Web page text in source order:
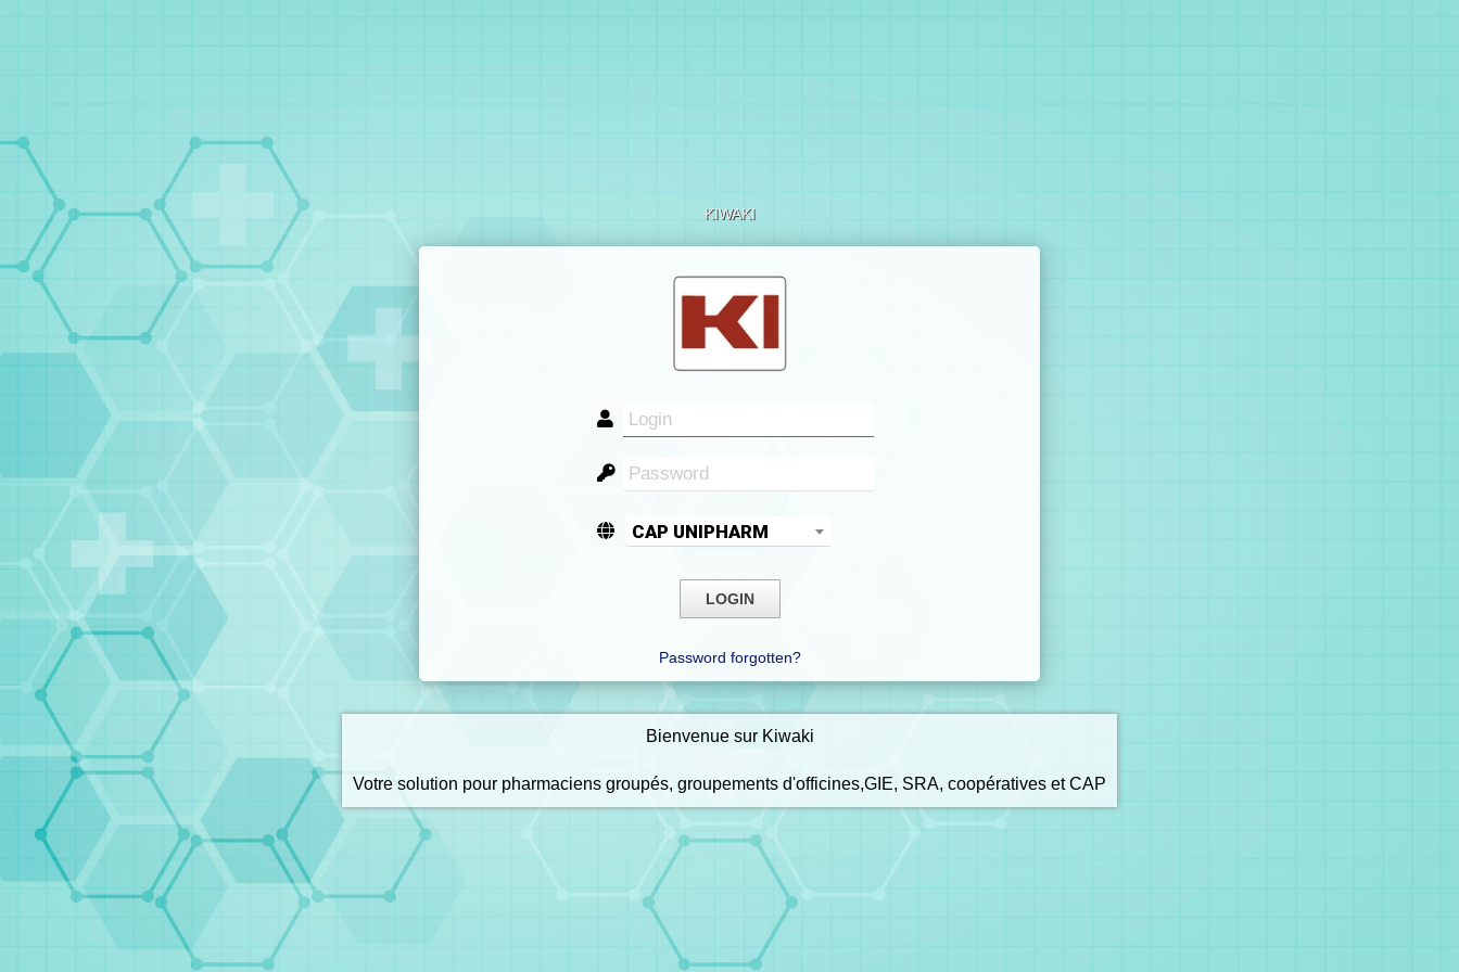
KIWAKI
CAP UNIPHARM
Password forgotten?
Bienvenue sur Kiwaki
Votre solution pour pharmaciens groupés, groupements d'officines,GIE, SRA, coopératives et CAP